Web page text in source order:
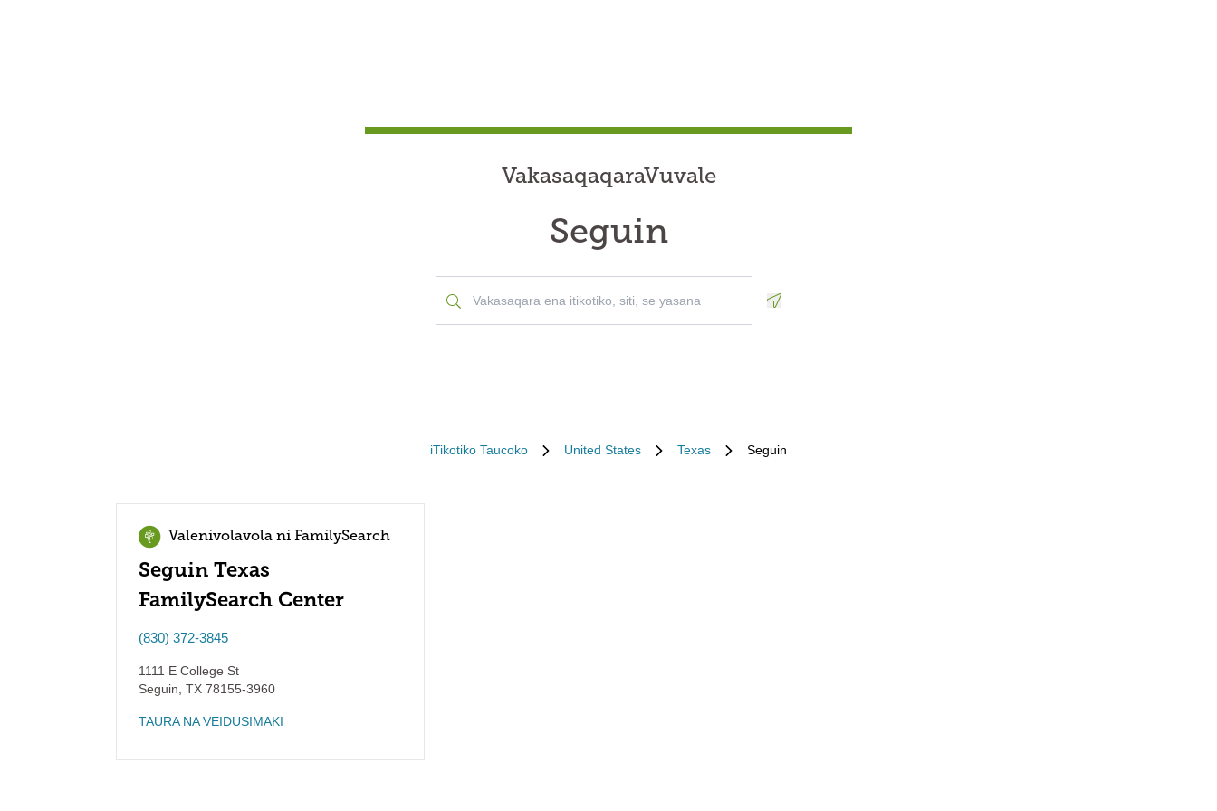
VakasaqaqaraVuvale
Seguin
iTikotiko Taucoko United States Texas Seguin
Valenivolavola ni FamilySearch
Seguin Texas
FamilySearch Center
(830) 372-3845
1111 E College St
Seguin TX 78155-3960
TAURA NA VEIDUSIMAKI